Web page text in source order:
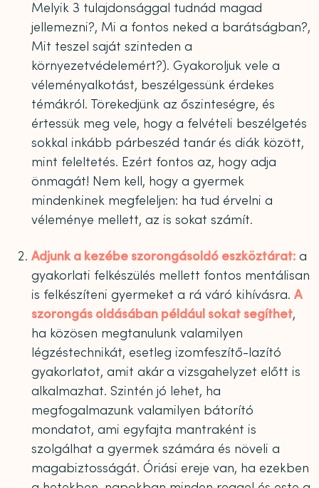
Melyik 3 tulajdonsággal tudnád magad
jellemezni?, Mi a fontos neked a barátságban?,
Mit teszel saját szinteden a
környezetvédelemért?). Gyakoroljuk vele a
véleményalkotást, beszélgessünk érdekes
témákról. Törekedjünk az őszinteségre, és
értessük meg vele, hogy a felvételi beszélgetés
sokkal inkább párbeszéd tanár és diák között,
mint feleltetés. Ezért fontos az, hogy adja
önmagát! Nem kell, hogy a gyermek
mindenkinek megfeleljen: ha tud érvelni a
véleménye mellett, az is sokat számít.
Adjunk a kezébe szorongásoldó eszköztárat: a
gyakorlati felkészülés mellett fontos mentálisan
is felkészíteni gyermeket a rá váró kihívásra.A
szorongás oldásában például sokat segíthet,
ha közösen megtanulunk valamilyen
légzéstechnikát, esetleg izomfeszítő-lazító
gyakorlatot, amit akár a vizsgahelyzet előtt is
alkalmazhat. Szintén jó lehet, ha
megfogalmazunk valamilyen bátorító
mondatot, ami egyfajta mantraként is
szolgálhat a gyermek számára és növeli a
magabiztosságát. Óriási ereje van, ha ezekben